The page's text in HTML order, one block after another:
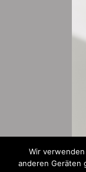
Wir
anderen Geräten